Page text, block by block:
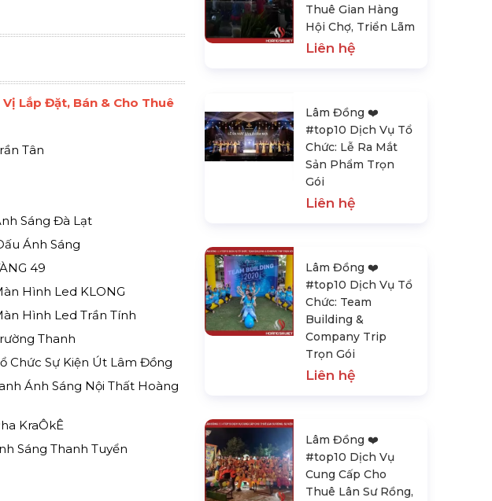
Lắp Đặt, Bán & Cho Thuê
Tân
Sáng Đà Lạt
Ánh Sáng
49
Hình Led KLONG
Hình Led Trần Tính
Thanh
Chức Sự Kiện Út Lâm Đồng
Ánh Sáng Nội Thất Hoàng
KraÔkÊ
Sáng Thanh Tuyển
Thuê Gian Hàng
Hội Chợ, Triển Lãm
Liên hệ
Lâm Đồng ❤️️
#top10 Dịch Vụ Tổ
Chức: Lễ Ra Mắt
Sản Phẩm Trọn
Gói
Liên hệ
Lâm Đồng ❤️️
#top10 Dịch Vụ Tổ
Chức: Team
Building &
Company Trip
Trọn Gói
Liên hệ
Lâm Đồng ❤️️
#top10 Dịch Vụ
Cung Cấp Cho
Thuê Lân Sư Rồng,